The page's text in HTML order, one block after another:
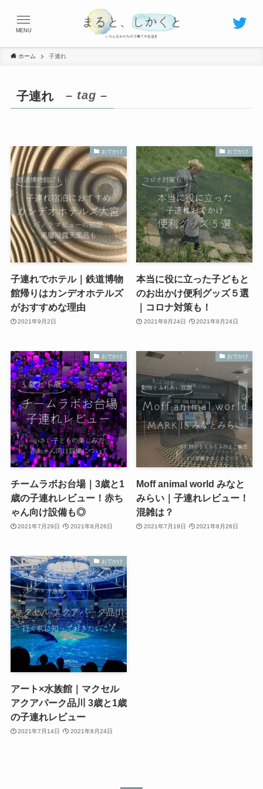
MENU
ホーム 子連れ
子連れ – tag –
おでかけ
子連れでホテル｜鉄道博物
館帰りはカンデオホテルズ
がおすすめな理由
2021年9月2日
おでかけ
本当に役に立った子どもと
のお出かけ便利グッズ５選
｜コロナ対策も！
2021年8月24日 2021年8月24日
おでかけ
チームラボお台場｜3歳と1
歳の子連れレビュー！赤ち
ゃん向け設備も◎
2021年7月29日 2021年8月26日
おでかけ
Moff animal world みなと
みらい｜子連れレビュー！
混雑は？
2021年7月19日 2021年8月26日
おでかけ
アート×水族館｜マクセル
アクアパーク品川 3歳と1歳
の子連れレビュー
2021年7月14日 2021年8月24日